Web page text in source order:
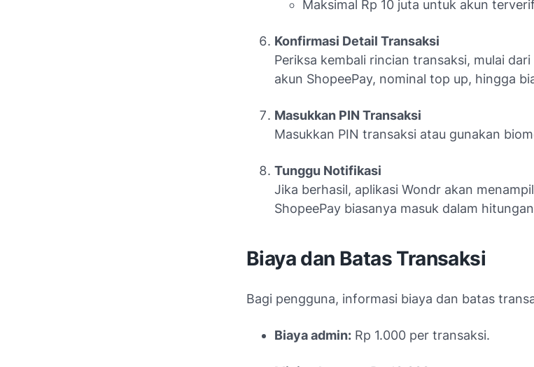
Maksimal Rp 10 juta untuk akun
Konfirmasi Detail Transaksi
Periksa kembali rincian transaksi, mulai
akun ShopeePay, nominal top up, hingga
Masukkan PIN Transaksi
Masukkan PIN transaksi atau gunakan
Tunggu Notifikasi
Jika berhasil, aplikasi Wondr akan
ShopeePay biasanya masuk dalam
Biaya dan Batas Transaksi
Bagi pengguna, informasi biaya dan batas
Biaya admin: Rp 1.000 per transaksi.